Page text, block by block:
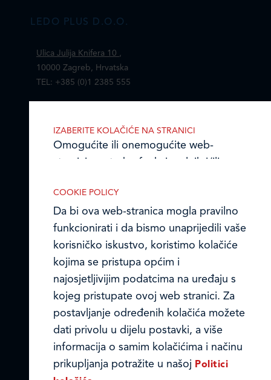
LEDO PLUS D.O.O.
Ulica Julija Knifera 10 ,
10000 Zagreb, Hrvatska
TEL: +385 (0)1 2385 555
OIB 07179054100
Matični broj (MB): 4938763
Ledo u inozemstvu
Online formular
Obavijest o Privatnosti i Kolačići
Privacy notice and Cookies
© LEDO plus d.o.o. 2026.
COOKIE POLICY
Da bi ova web-stranica mogla pravilno
funkcionirati i da bismo unaprijedili vaše
korisničko iskustvo, koristimo kolačiće
kojima se pristupa općim i
najosjetljivijim podatcima na uređaju s
kojeg pristupate ovoj web stranici. Za
postavljanje određenih kolačića možete
dati privolu u dijelu postavki, a više
informacija o samim kolačićima i načinu
prikupljanja potražite u našoj Politici
IZABERITE KOLAČIĆE NA STRANICI
Omogućite ili onemogućite web-
stranici upotrebu funkcionalnih i/ili
Nužni (tehnički) kolačići
Nužni kolačići omogućuju osnovne
funkcionalnosti. Bez ovih kolačića, web-
stranica ne može pravilno funkcionirati,
a isključiti ih možete mijenjanjem
postavki u svome web-pregledniku.